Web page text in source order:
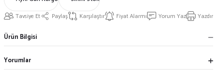
Tavsiye Et Paylaş Karşılaştır Fiyat Alarmı Yorum Yaz Yazdır
Ürün Bilgisi
Yorumlar